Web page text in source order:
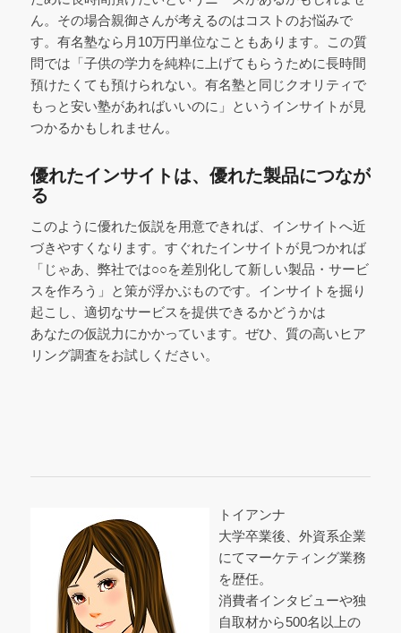
ん。その場合親御さんが考えるのはコストのお悩みで
す。有名塾なら月10万円単位なこともあります。この質
問では「子供の学力を純粋に上げてもらうために長時間
預けたくても預けられない。有名塾と同じクオリティで
もっと安い塾があればいいのに」というインサイトが見
つかるかもしれません。
優れたインサイトは、優れた製品につなが
る
このように優れた仮説を用意できれば、インサイトへ近
づきやすくなります。すぐれたインサイトが見つかれば
「じゃあ、弊社では○○を差別化して新しい製品・サービ
スを作ろう」と策が浮かぶものです。インサイトを掘り
起こし、適切なサービスを提供できるかどうかは
あなたの仮説力にかかっています。ぜひ、質の高いヒア
リング調査をお試しください。
トイアンナ
大学卒業後、外資系企業
にてマーケティング業務
を歴任。
消費者インタビューや独
自取材から500名以上の